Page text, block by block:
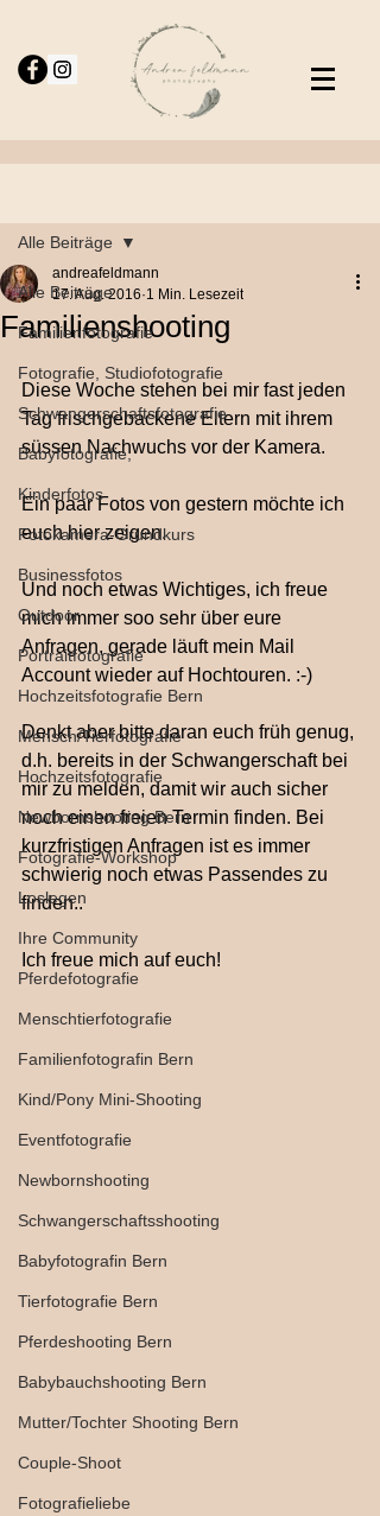
Alle Beiträge
Familienfotografie
Fotografie, Studiofotografie
Schwangerschaftsfotografie
Babyfotografie,
Kinderfotos
Fotokamera-Grundkurs
Businessfotos
Outdoor
Portraitfotografie
Hochzeitsfotografie Bern
Mensch/Tierfotografie
Hochzeitsfotografie
Newbornshooting Bern
Fotografie-Workshop
Loslegen
Ihre Community
Pferdefotografie
Menschtierfotografie
Familienfotografin Bern
Kind/Pony Mini-Shooting
Eventfotografie
Newbornshooting
Schwangerschaftsshooting
Babyfotografin Bern
Tierfotografie Bern
Pferdeshooting Bern
Babybauchshooting Bern
Mutter/Tochter Shooting Bern
Couple-Shoot
Fotografieliebe
Alle Beiträge
Familienshooting
andreafeldmann
17. Aug. 2016 1 Min. Lesezeit
Diese Woche stehen bei mir fast jeden
Tag frischgebackene Eltern mit ihrem
süssen Nachwuchs vor der Kamera.
Ein paar Fotos von gestern möchte ich
euch hier zeigen.
Und noch etwas Wichtiges, ich freue
mich immer soo sehr über eure
Anfragen, gerade läuft mein Mail
Account wieder auf Hochtouren. :-)
Denkt aber bitte daran euch früh genug,
d.h. bereits in der Schwangerschaft bei
mir zu melden, damit wir auch sicher
noch einen freien Termin finden. Bei
kurzfristigen Anfragen ist es immer
schwierig noch etwas Passendes zu
finden..
Ich freue mich auf euch!